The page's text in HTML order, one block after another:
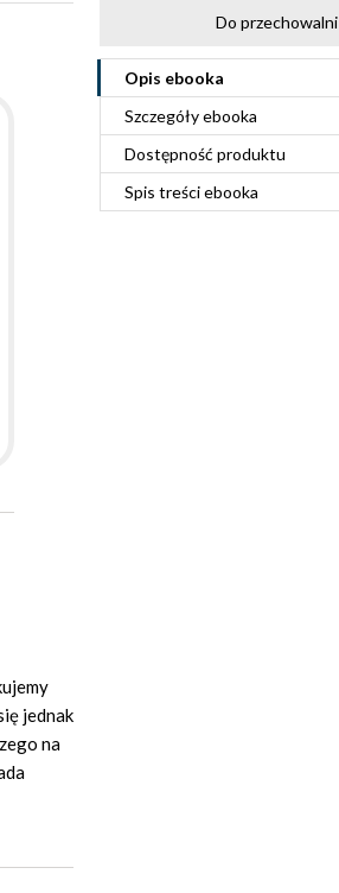
Do przechowalni
Opis ebooka
Szczegółyebooka
Dostępność produktu
Spis treściebooka
jednak
na